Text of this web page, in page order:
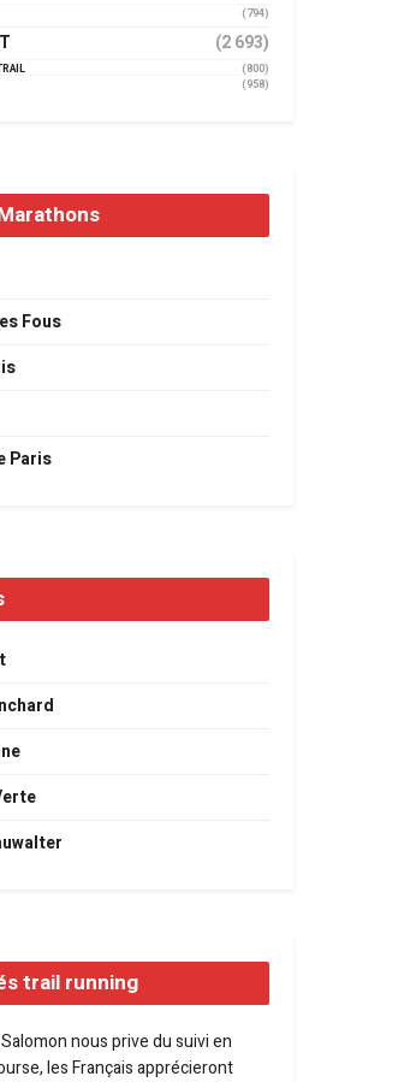
(794)
(2 693)
(800)
(958)
Fous
Paris
trail running
nous prive du suivi en
les Français apprécieront